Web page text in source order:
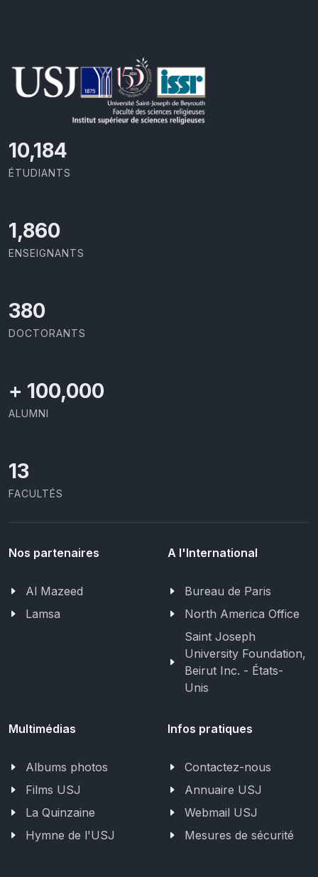
11,110
ÉTUDIANTS
2,029
ENSEIGNANTS
414
DOCTORANTS
+ 100,000
ALUMNI
13
FACULTÉS
Nos partenaires
Al Mazeed
Lamsa
A l'International
Bureau de Paris
North America Office
Saint Joseph
University Foundation,
Beirut Inc. - États-
Unis
Multimédias
Albums photos
Films USJ
La Quinzaine
Hymne de l'USJ
Infos pratiques
Contactez-nous
Annuaire USJ
Webmail USJ
Mesures de sécurité